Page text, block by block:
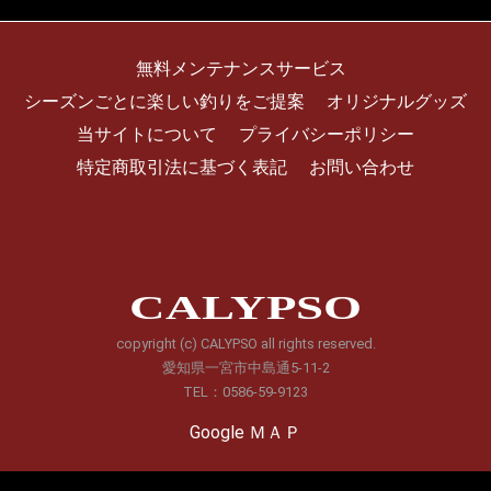
無料メンテナンスサービス
シーズンごとに楽しい釣りをご提案
オリジナルグッズ
当サイトについて
プライバシーポリシー
特定商取引法に基づく表記
お問い合わせ
CALYPSO
copyright (c) CALYPSO all rights reserved.
愛知県一宮市中島通5-11-2
TEL：0586-59-9123
Google ＭＡＰ